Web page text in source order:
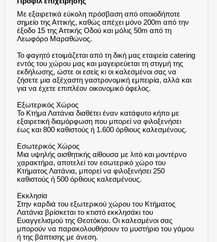
Με εξαιρετικά εύκολη πρόσβαση από οποιοδήποτε
σημείο της Αττικής, καθώς απέχει μόνο 200m από την
έξοδο 15 της Αττικής Οδού και μόλις 50m από τη
Λεωφόρο Μαραθώνος.
Το φαγητό ετοιμάζεται από τη δική μας εταιρεία catering
εντός του χώρου μας και μαγειρεύεται τη στιγμή της
εκδήλωσης, ώστε οι εσείς κι οι καλεσμένοι σας να
ζήσετε μια αξέχαστη γαστρονομική εμπειρία, αλλά και
για να έχετε επιπλέον οικονομικό όφελος.
Εξωτερικός Χώρος
Το Κτήμα Λατάνια διαθέτει έναν κατάφυτο κήπο με
εξαιρετική διαμόρφωση που μπορεί να φιλοξενήσει
έως και 800 καθιστούς ή 1.600 όρθιους καλεσμένους.
Εσωτερικός Χώρος
Μια υψηλής αισθητικής αίθουσα με λιτό και μοντέρνο
χαρακτήρα, αποτελεί τον εσωτερικό χώρο του
Κτήματος Λατάνια, μπορεί να φιλοξενήσει 250
καθιστούς ή 500 όρθιους καλεσμένους.
Εκκλησία
Στην καρδιά του εξωτερικού χώρου του Κτήματος
Λατάνια βρίσκεται το κτιστό εκκλησάκι του
Ευαγγελισμού της Θεοτόκου. Οι καλεσμένοι σας
μπορούν να παρακολουθήσουν το μυστήριο του γάμου
ή της βάπτισης με άνεση.